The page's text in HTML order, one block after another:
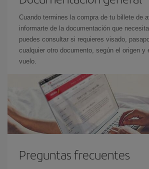
Cuando termines la compra de tu billete de
informarte de la documentación que
puedes consultar si requieres visado,
cualquier otro documento, según el origen y
vuelo.
Preguntas frecuentes